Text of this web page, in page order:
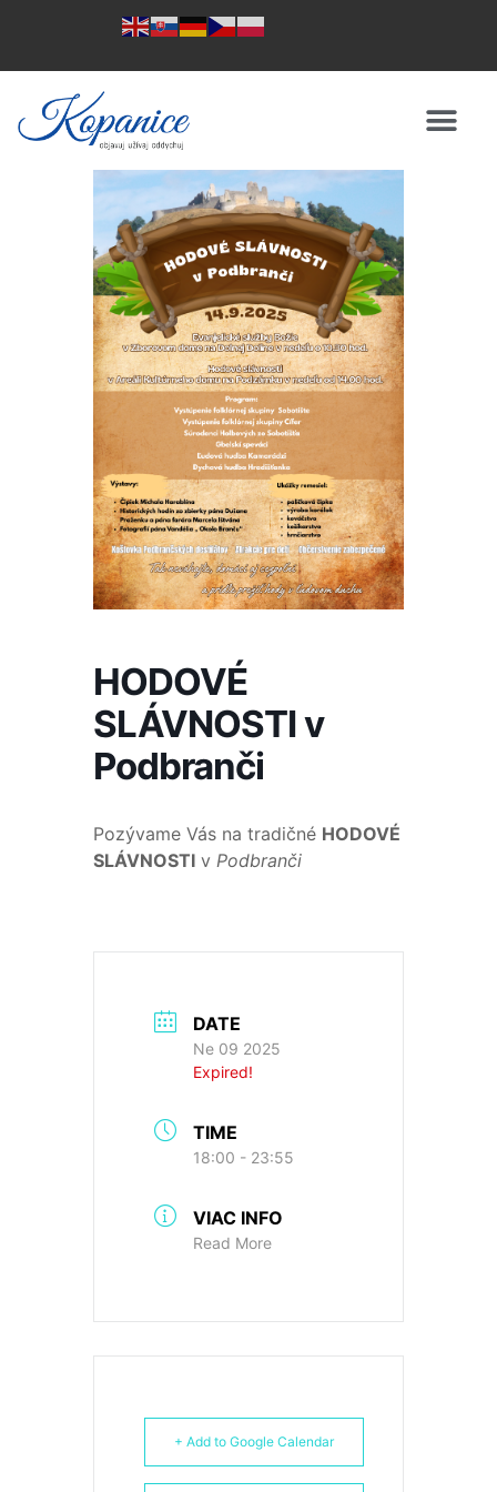
HODOVÉ
SLÁVNOSTI v
Podbranči
Pozývame Vás na tradičné HODOVÉ
SLÁVNOSTI v Podbranči
DATE
Ne 09 2025
Expired!
TIME
18:00 - 23:55
VIAC INFO
Read More
+ Add to Google Calendar